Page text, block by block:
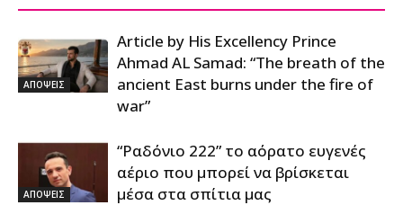
ΑΠΟΨΕΙΣ
Article by His Excellency Prince
Ahmad AL Samad: “The breath of the
ancient East burns under the fire of
war”
ΑΠΟΨΕΙΣ
“Ραδόνιο 222” το αόρατο ευγενές
αέριο που μπορεί να βρίσκεται
μέσα στα σπίτια μας